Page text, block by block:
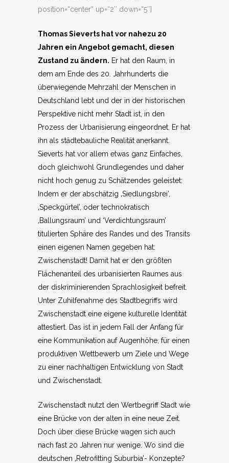
position=“center“ up=“2″ down=“5″]
Thomas Sieverts hat vor nahezu 20
Jahren ein Angebot gemacht, diesen
Zustand zu ändern. Er hat den Raum, in
dem am Ende des 20. Jahrhunderts die
überwiegende Mehrzahl der Menschen in
Deutschland lebt und der in der historischen
Perspektive nicht mehr Stadt ist, in den
Prozess der Urbanisierung eingeordnet. Er hat
ihn als städtebauliche Realität anerkannt.
Sieverts hat vor allem etwas ganz Einfaches,
doch gleichwohl Grundlegendes und daher
nicht hoch genug zu Schätzendes geleistet:
Indem er der abschätzig ‚Siedlungsbrei’,
‚Speckgürtel’, oder technokratisch
‚Ballungsraum’ und ‘Verdichtungsraum’
titulierten Sphäre des Randes und des Transits
einen eigenen Namen gegeben hat:
Zwischenstadt! Damit hat er den größten
Flächenanteil des urbanisierten Raumes aus
der diskriminierenden Sprachlosigkeit befreit.
Unter Zuhilfenahme des Stadtbegriffs wird
Zwischenstadt eine eigene kulturelle Identität
attestiert. Das ist in jedem Fall der Anfang für
eine Kommunikation auf Augenhöhe, für einen
produktiven Wettbewerb um Ziele und Wege
zu einer nachhaltigen Entwicklung von Stadt
und Zwischenstadt.
Zwischenstadt nutzt den Wertbegriff Stadt wie
eine Brücke von der alten in eine neue Zeit.
Doch über diese Brücke wagen sich auch
nach fast 20 Jahren nur wenige. Wo sind die
deutschen ‚Retrofitting Suburbia’- Konzepte?